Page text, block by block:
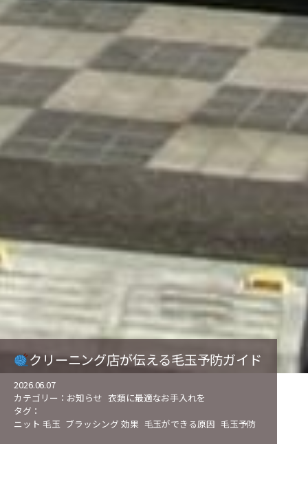
クリーニング店が伝える毛玉予防ガイド
2026.06.07
カテゴリー： お知らせ 衣類に最適なお手入れを
タグ：
ニット 毛玉 ブラッシング 効果 毛玉ができる原因 毛玉予防